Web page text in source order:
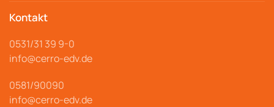
Kontakt
0531/31 39 9-0
info@cerro-edv.de
0581/90090
info@cerro-edv.de